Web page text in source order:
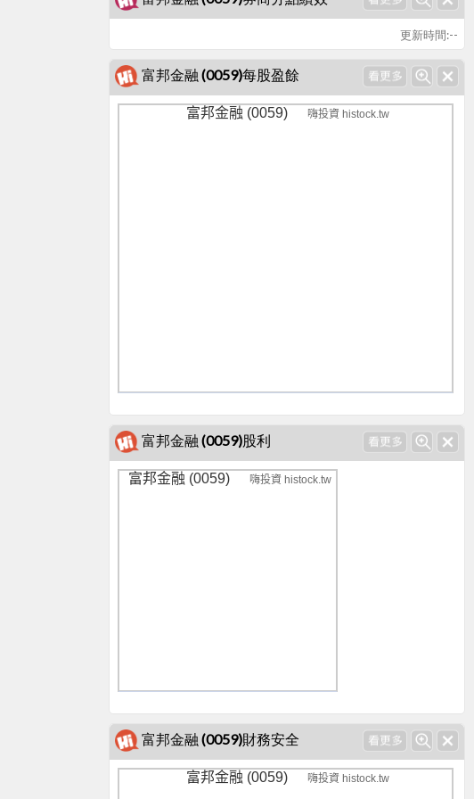
更新時間:--
富邦金融 (0059)每股盈餘
富邦金融 (0059) 嗨投資 histock.tw
富邦金融 (0059)股利
富邦金融 (0059) 嗨投資 histock.tw
富邦金融 (0059)財務安全
富邦金融 (0059) 嗨投資 histock.tw